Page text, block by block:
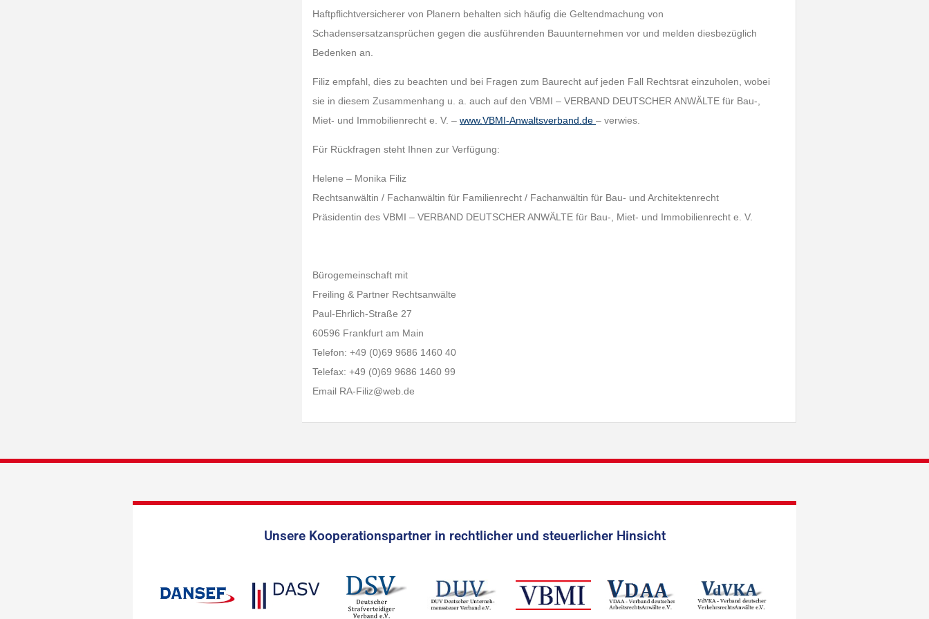
Haftpflichtversicherer von Planern behalten sich häufig die Geltendmachung von
Schadensersatzansprüchen gegen die ausführenden Bauunternehmen vor und melden diesbezüglich
Bedenken an.
Filiz empfahl, dies zu beachten und bei Fragen zum Baurecht auf jeden Fall Rechtsrat einzuholen, wobei
sie in diesem Zusammenhang u. a. auch auf den VBMI – VERBAND DEUTSCHER ANWÄLTE für Bau-,
Miet- und Immobilienrecht e. V. –www.VBMI-Anwaltsverband.de– verwies.
Für Rückfragen steht Ihnen zur Verfügung:
Helene – Monika Filiz
Rechtsanwältin / Fachanwältin für Familienrecht / Fachanwältin für Bau- und Architektenrecht
Präsidentin des VBMI – VERBAND DEUTSCHER ANWÄLTE für Bau-, Miet- und Immobilienrecht e. V.
Bürogemeinschaft mit
Freiling & Partner Rechtsanwälte
Paul-Ehrlich-Straße 27
60596 Frankfurt am Main
Telefon: +49 (0)69 9686 1460 40
Telefax: +49 (0)69 9686 1460 99
Email RA-Filiz@web.de
Unsere Kooperationspartner in rechtlicher und steuerlicher Hinsicht